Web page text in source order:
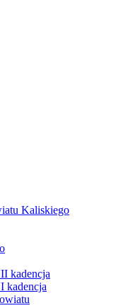
Kaliskiego
kadencja
kadencja